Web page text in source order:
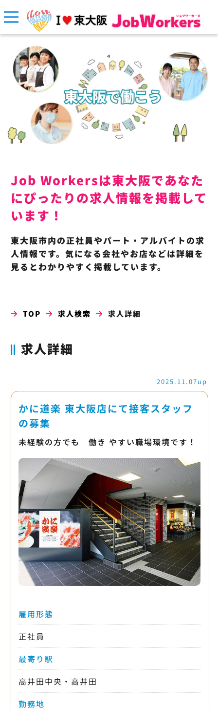
Job Workersは東大阪であなた
にぴったりの求人情報を掲載して
います！
東大阪市内の正社員やパート・アルバイトの求
人情報です。気になる会社やお店などは詳細を
見るとわかりやすく掲載しています。
TOP 求人検索 求人詳細
求人詳細
2025.11.07up
かに道楽 東大阪店にて接客スタッフ
の募集
未経験の方でも 働き やすい職場環境です！
雇用形態
正社員
最寄り駅
高井田中央・高井田
勤務地